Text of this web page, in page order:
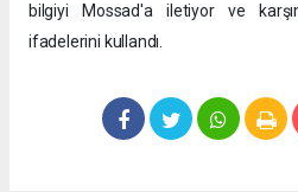
bilgiyi Mossad'a iletiyor ve
ifadelerini kullandı.